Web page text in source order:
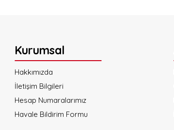
Kurumsal
Hakkımızda
İletişim Bilgileri
Hesap Numaralarımız
Havale Bildirim Formu